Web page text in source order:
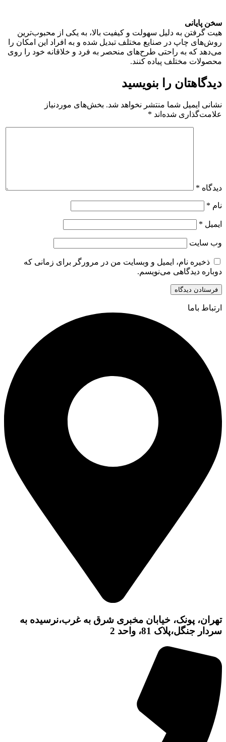
سخن پایانی
هیت گرفتن به دلیل سهولت و کیفیت بالا، به یکی از محبوب‌ترین
روش‌های چاپ در صنایع مختلف تبدیل شده و به افراد این امکان را
می‌دهد که به راحتی طرح‌های منحصر به فرد و خلاقانه خود را روی
محصولات مختلف پیاده کنند.
دیدگاهتان را بنویسید
نشانی ایمیل شما منتشر نخواهد شد. بخش‌های موردنیاز
علامت‌گذاری شده‌اند *
دیدگاه *
نام *
ایمیل *
وب‌ سایت
ذخیره نام، ایمیل و وبسایت من در مرورگر برای زمانی که
دوباره دیدگاهی می‌نویسم.
ارتباط باما
تهران، پونک، خیابان مخبری شرق به غرب،نرسیده به
سردار جنگل،پلاک 81، واحد 2